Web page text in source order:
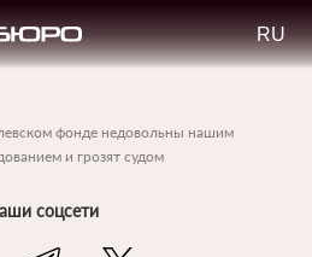
Select
your
фонде недовольны нашим
и грозят судом
соцсети